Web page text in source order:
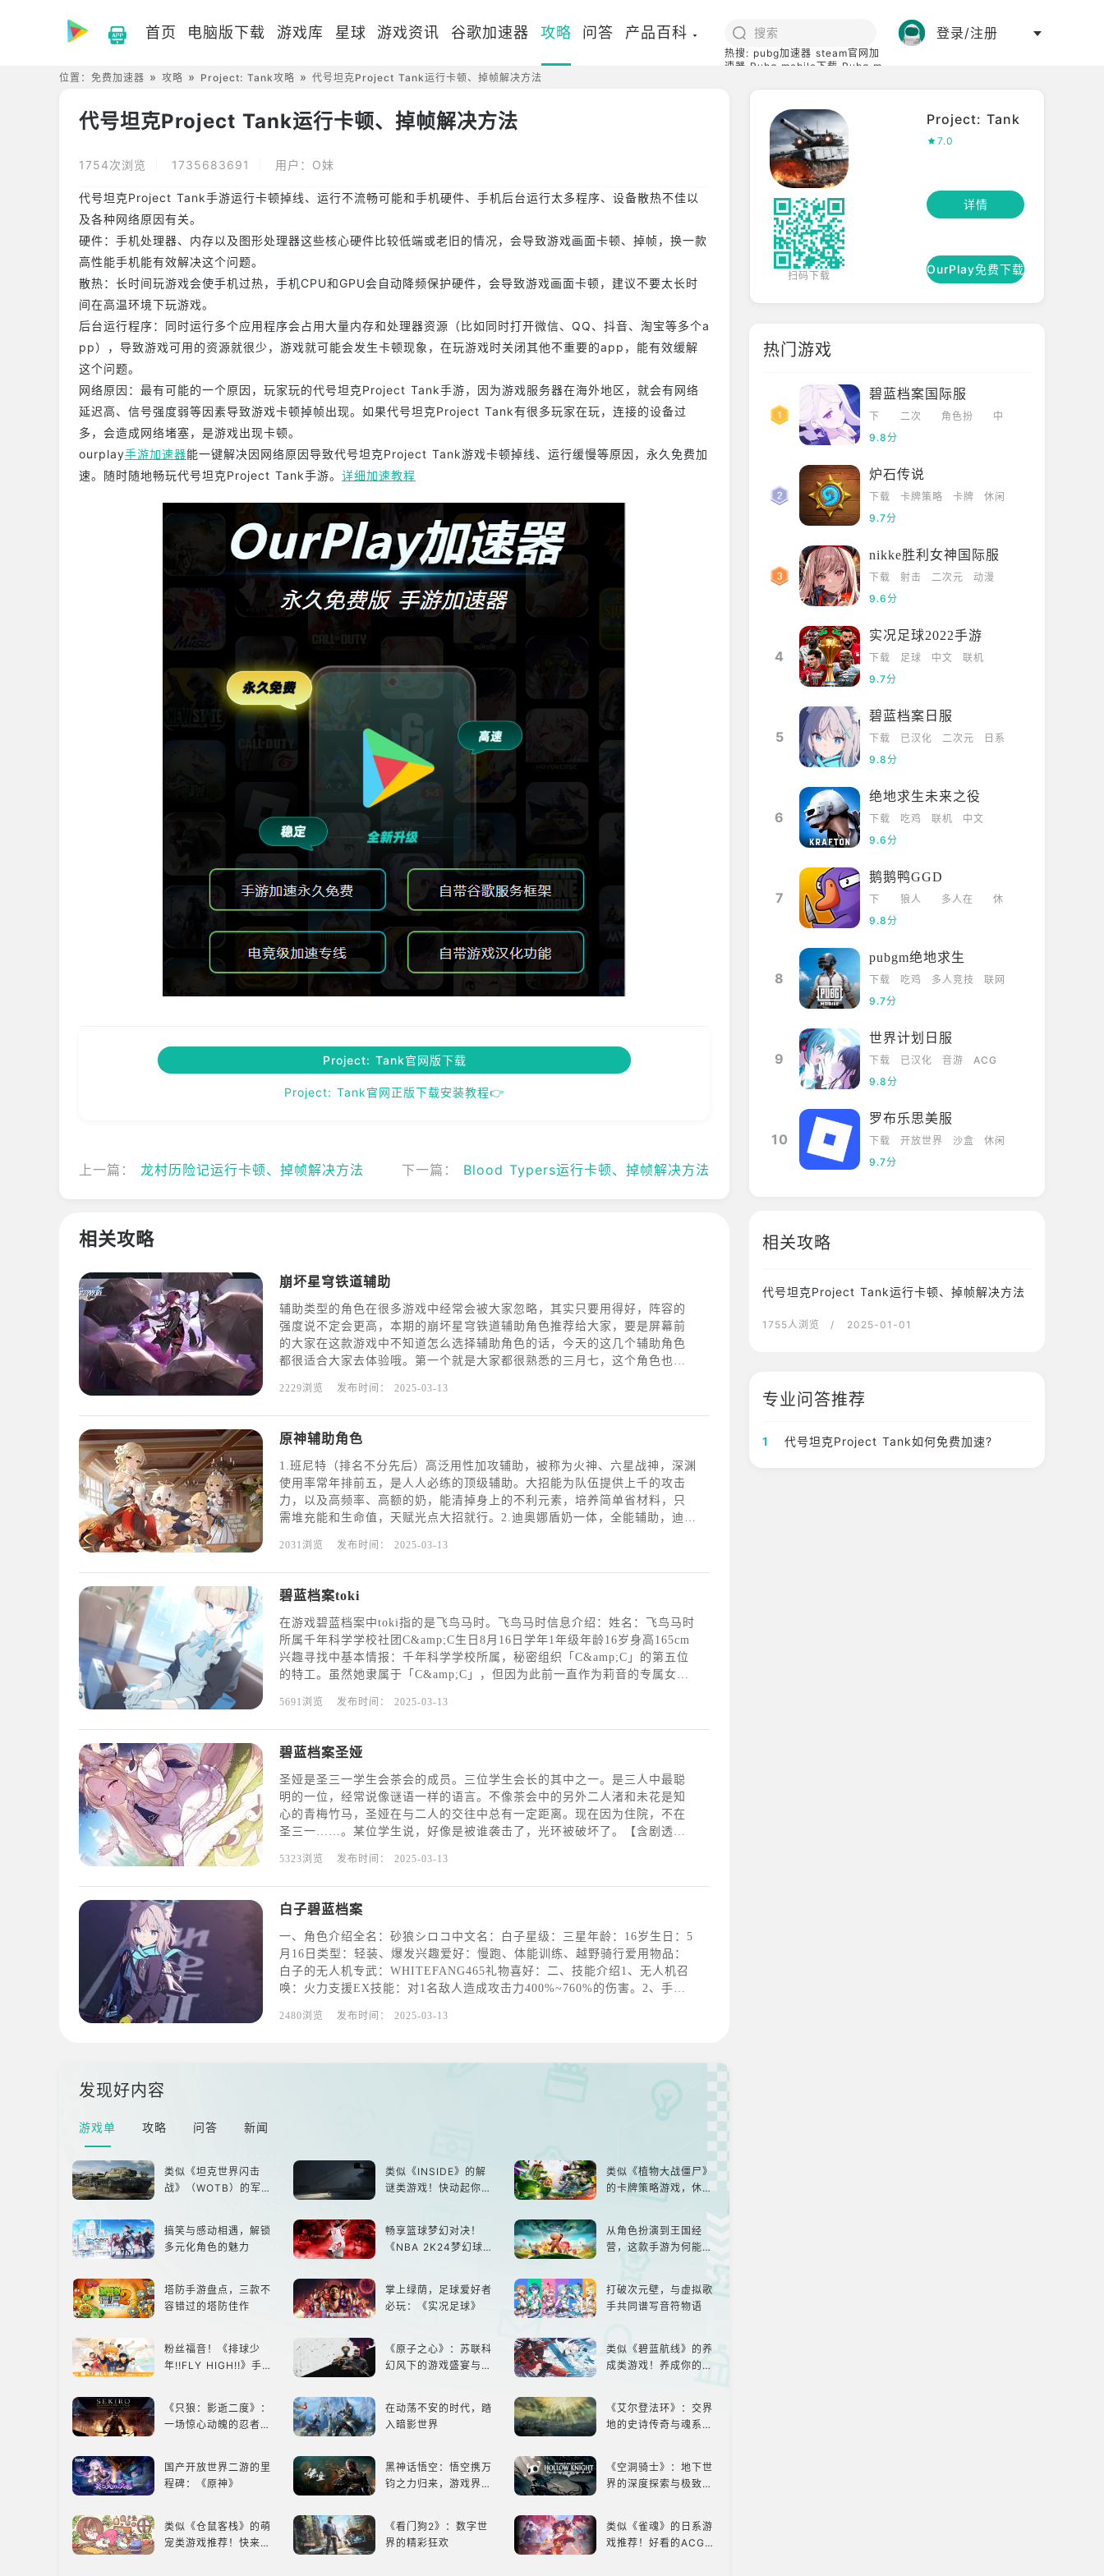
首页 电脑版下载 游戏库 星球 游戏资讯 谷歌加速器 攻略 问答 产品百科
热搜: pubg加速器 steam官网加
速器 Pubg mobile下载 Pubg m
登录/注册
位置： 免费加速器 攻略 Project: Tank攻略 代号坦克Project Tank运行卡顿、掉帧解决方法
代号坦克Project Tank运行卡顿、掉帧解决方法
1754次浏览 1735683691 用户：O妹
代号坦克Project Tank手游运行卡顿掉线、运行不流畅可能和手机硬件、手机后台运行太多程序、设备散热不佳以
及各种网络原因有关。
硬件：手机处理器、内存以及图形处理器这些核心硬件比较低端或老旧的情况，会导致游戏画面卡顿、掉帧，换一款
高性能手机能有效解决这个问题。
散热：长时间玩游戏会使手机过热，手机CPU和GPU会自动降频保护硬件，会导致游戏画面卡顿，建议不要太长时
间在高温环境下玩游戏。
后台运行程序：同时运行多个应用程序会占用大量内存和处理器资源（比如同时打开微信、QQ、抖音、淘宝等多个a
pp），导致游戏可用的资源就很少，游戏就可能会发生卡顿现象，在玩游戏时关闭其他不重要的app，能有效缓解
这个问题。
网络原因：最有可能的一个原因，玩家玩的代号坦克Project Tank手游，因为游戏服务器在海外地区，就会有网络
延迟高、信号强度弱等因素导致游戏卡顿掉帧出现。如果代号坦克Project Tank有很多玩家在玩，连接的设备过
多，会造成网络堵塞，是游戏出现卡顿。
ourplay手游加速器能一键解决因网络原因导致代号坦克Project Tank游戏卡顿掉线、运行缓慢等原因，永久免费加
速。随时随地畅玩代号坦克Project Tank手游。 详细加速教程
Project: Tank官网版下载
Project: Tank官网正版下载安装教程👉
上一篇： 龙村历险记运行卡顿、掉帧解决方法 下一篇： Blood Typers运行卡顿、掉帧解决方法
相关攻略
崩坏星穹铁道辅助
辅助类型的角色在很多游戏中经常会被大家忽略，其实只要用得好，阵容的
强度说不定会更高，本期的崩坏星穹铁道辅助角色推荐给大家，要是屏幕前
的大家在这款游戏中不知道怎么选择辅助角色的话，今天的这几个辅助角色
都很适合大家去体验哦。第一个就是大家都很熟悉的三月七，这个角色也是
为辅助是绰绰有余的，带来的防御效果非常不错，而且在培养上面是最不用
操心
2229浏览 发布时间： 2025-03-13
原神辅助角色
1.班尼特（排名不分先后）高泛用性加攻辅助，被称为火神、六星战神，深渊
使用率常年排前五，是人人必练的顶级辅助。大招能为队伍提供上千的攻击
力，以及高频率、高额的奶，能清掉身上的不利元素，培养简单省材料，只
需堆充能和生命值，天赋光点大招就行。2.迪奥娜盾奶一体，全能辅助，迪奥
消耗，降低敌人的攻击力；2命后能为队友套盾，是联机神技，毕竟是
2031浏览 发布时间： 2025-03-13
碧蓝档案toki
在游戏碧蓝档案中toki指的是飞鸟马时。飞鸟马时信息介绍：姓名：飞鸟马时
所属千年科学学校社团C&amp;C生日8月16日学年1年级年龄16岁身高165cm
兴趣寻找中基本情报：千年科学学校所属，秘密组织「C&amp;C」的第五位
的特工。虽然她隶属于「C&amp;C」，但因为此前一直作为莉音的专属女仆
斗的优秀特工。虽然迄今为止她都是单独
5691浏览 发布时间： 2025-03-13
碧蓝档案圣娅
圣娅是圣三一学生会茶会的成员。三位学生会长的其中之一。是三人中最聪
明的一位，经常说像谜语一样的语言。不像茶会中的另外二人渚和未花是知
心的青梅竹马，圣娅在与二人的交往中总有一定距离。现在因为住院，不在
圣三一……。某位学生说，好像是被谁袭击了，光环被破坏了。【含剧透要
里并与其进行对话，所以拥有的是梦中限定的时光穿梭能力吧。所谓“光环被
毁
5323浏览 发布时间： 2025-03-13
白子碧蓝档案
一、角色介绍全名：砂狼シロコ中文名：白子星级：三星年龄：16岁生日：5
月16日类型：轻装、爆发兴趣爱好：慢跑、体能训练、越野骑行爱用物品：
白子的无人机专武：WHITEFANG465礼物喜好：二、技能介绍1、无人机召
唤：火力支援EX技能：对1名敌人造成攻击力400%~760%的伤害。2、手榴
害。3、精准被动技能：暴击率增加10
2480浏览 发布时间： 2025-03-13
发现好内容
游戏单 攻略 问答 新闻
类似《坦克世界闪击
战》（WOTB）的军事
类似《INSIDE》的解
谜类游戏！快动起你的
类似《植物大战僵尸》
的卡牌策略游戏，休闲
搞笑与感动相遇，解锁
多元化角色的魅力
畅享篮球梦幻对决！
《NBA 2K24梦幻球
从角色扮演到王国经
营，这款手游为何能俘
塔防手游盘点，三款不
容错过的塔防佳作
掌上绿荫，足球爱好者
必玩：《实况足球》
打破次元壁，与虚拟歌
手共同谱写音符物语
粉丝福音！《排球少
年!!FLY HIGH!!》手游
《原子之心》：苏联科
幻风下的游戏盛宴与瑕
类似《碧蓝航线》的养
成类游戏！养成你的梦
《只狼：影逝二度》：
一场惊心动魄的忍者之
在动荡不安的时代，踏
入暗影世界
《艾尔登法环》：交界
地的史诗传奇与魂系新
国产开放世界二游的里
程碑：《原神》
黑神话悟空：悟空携万
钧之力归来，游戏界的
《空洞骑士》：地下世
界的深度探索与极致冒
类似《仓鼠客栈》的萌
宠类游戏推荐！快来养
《看门狗2》：数字世
界的精彩狂欢
类似《雀魂》的日系游
戏推荐！好看的ACG看
扫码下载
Project: Tank
7.0
详情
OurPlay免费下载
热门游戏
碧蓝档案国际服
下
载
二次
角色扮
中
9.8分
炉石传说
下载 卡牌策略 卡牌
休闲
9.7分
nikke胜利女神国际服
下载 射击 二次元
动漫
9.6分
4
实况足球2022手游
下载 足球 中文
联机
9.7分
5
碧蓝档案日服
下载 已汉化 二次元
日系
9.8分
6
绝地求生未来之役
下载 吃鸡 联机
中文
9.6分
7
鹅鹅鸭GGD
下
载
狼人
多人在
休
9.8分
8
pubgm绝地求生
下载 吃鸡 多人竞技
联网
9.7分
9
世界计划日服
下载 已汉化 音游
ACG
9.8分
10
罗布乐思美服
下载 开放世界 沙盒
休闲
9.7分
相关攻略
代号坦克Project Tank运行卡顿、掉帧解决方法
1755人浏览 / 2025-01-01
专业问答推荐
1 代号坦克Project Tank如何免费加速?